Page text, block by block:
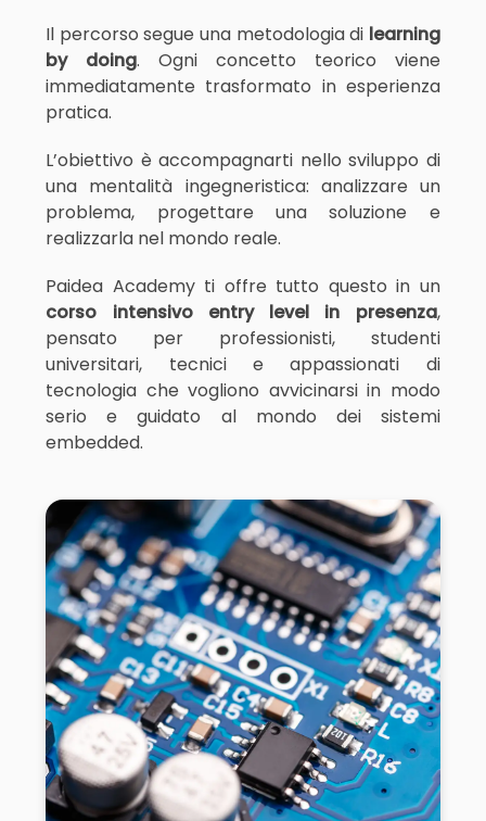
Il percorso segue una metodologia di learning
by doing. Ogni concetto teorico viene
immediatamente trasformato in esperienza
pratica.
L’obiettivo è accompagnarti nello sviluppo di
una mentalità ingegneristica: analizzare un
problema, progettare una soluzione e
realizzarla nel mondo reale.
Paidea Academy ti offre tutto questo in un
corso intensivo entry level
in presenza,
pensato per professionisti, studenti
universitari, tecnici e appassionati di
tecnologia che vogliono avvicinarsi in modo
serio e guidato al mondo dei sistemi
embedded.